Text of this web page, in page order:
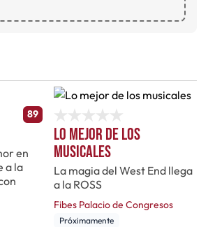
89
en
a la
Lo mejor de los
musicales
La magia del West End llega
a la ROSS
Fibes Palacio de Congresos
Próximamente